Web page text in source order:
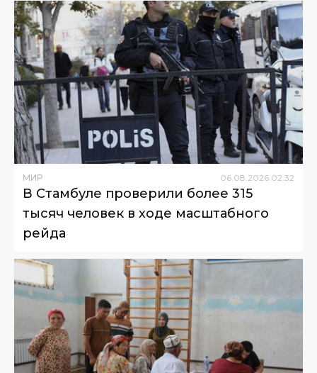
МИР 06 08 2026 02:32
В Стамбуле проверили более 315
тысяч человек в ходе масштабного
рейда